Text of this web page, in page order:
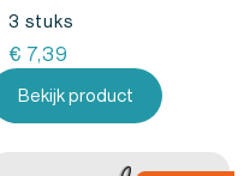
3 stuks
€ 7,39
Bekijk product